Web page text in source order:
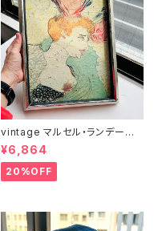
vintage マルセル・ランデール
嬢 額装 wall-decor
¥6,864
20%OFF